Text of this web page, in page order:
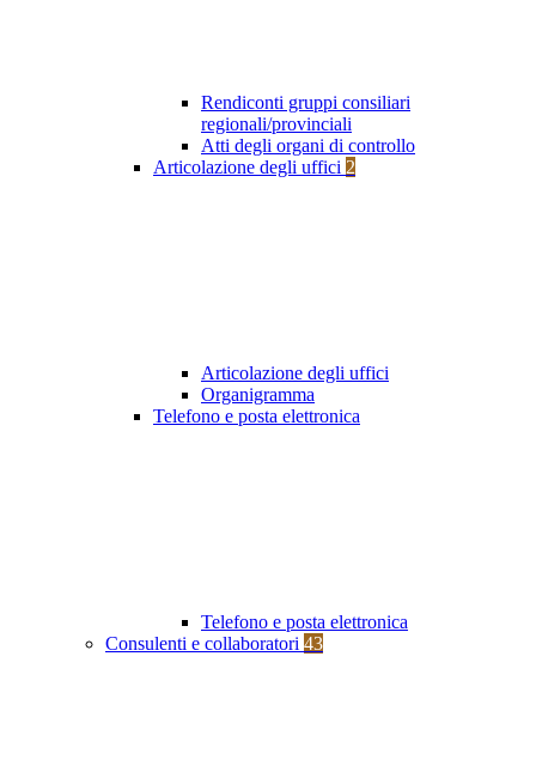
Rendiconti gruppi consiliari
regionali/provinciali
Atti degli organi di controllo
Articolazione degli uffici 2
Articolazione degli uffici
Organigramma
Telefono e posta elettronica
Telefono e posta elettronica
Consulenti e collaboratori 43